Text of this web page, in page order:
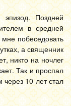
Поздней
в средней
побеседовать
а священник
никто на ночлег
Так и проспал
через 10 лет стал